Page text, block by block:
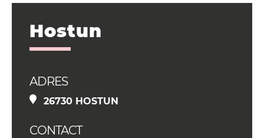
Hostun
ADRES
26730 HOSTUN
CONTACT